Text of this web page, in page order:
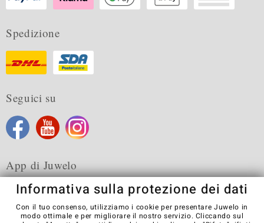
Spedizione
Seguici su
App di Juwelo
Informativa sulla protezione dei dati
Con il tuo consenso, utilizziamo i cookie per presentare Juwelo in
modo ottimale e per migliorare il nostro servizio. Cliccando sul